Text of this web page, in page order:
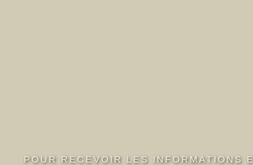
POUR RECEVOIR LES INFORMATIONS